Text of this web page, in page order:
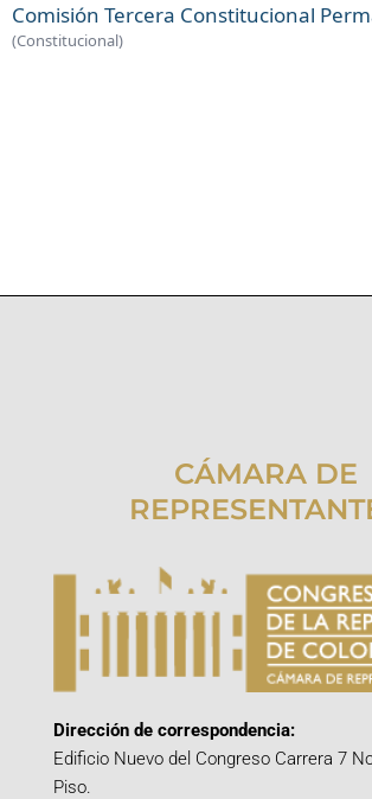
Comisión Tercera Constitucional
(Constitucional)
CÁMARA DE
Dirección de correspondencia:
Edificio Nuevo del Congreso Carrera 7
Piso.